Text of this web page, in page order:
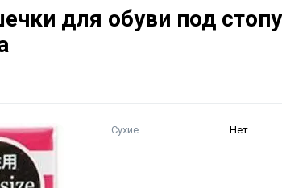
для обуви под
Сухие Нет